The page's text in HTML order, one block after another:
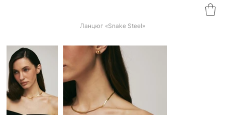
Ланцюг «Snake Steel»